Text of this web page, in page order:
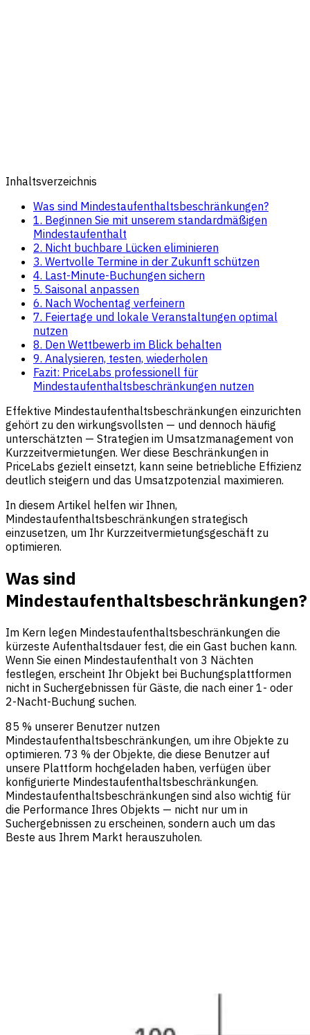
Inhaltsverzeichnis
Was sind Mindestaufenthaltsbeschränkungen?
1. Beginnen Sie mit unserem standardmäßigen
Mindestaufenthalt
2. Nicht buchbare Lücken eliminieren
3. Wertvolle Termine in der Zukunft schützen
4. Last-Minute-Buchungen sichern
5. Saisonal anpassen
6. Nach Wochentag verfeinern
7. Feiertage und lokale Veranstaltungen optimal
nutzen
8. Den Wettbewerb im Blick behalten
9. Analysieren, testen, wiederholen
Fazit: PriceLabs professionell für
Mindestaufenthaltsbeschränkungen nutzen
Effektive Mindestaufenthaltsbeschränkungen einzurichten
gehört zu den wirkungsvollsten — und dennoch häufig
unterschätzten — Strategien im Umsatzmanagement von
Kurzzeitvermietungen. Wer diese Beschränkungen in
PriceLabs gezielt einsetzt, kann seine betriebliche Effizienz
deutlich steigern und das Umsatzpotenzial maximieren.
In diesem Artikel helfen wir Ihnen,
Mindestaufenthaltsbeschränkungen strategisch
einzusetzen, um Ihr Kurzzeitvermietungsgeschäft zu
optimieren.
Was sind
Mindestaufenthaltsbeschränkungen?
Im Kern legen Mindestaufenthaltsbeschränkungen die
kürzeste Aufenthaltsdauer fest, die ein Gast buchen kann.
Wenn Sie einen Mindestaufenthalt von 3 Nächten
festlegen, erscheint Ihr Objekt bei Buchungsplattformen
nicht in Suchergebnissen für Gäste, die nach einer 1- oder
2-Nacht-Buchung suchen.
85 % unserer Benutzer nutzen
Mindestaufenthaltsbeschränkungen, um ihre Objekte zu
optimieren. 73 % der Objekte, die diese Benutzer auf
unsere Plattform hochgeladen haben, verfügen über
konfigurierte Mindestaufenthaltsbeschränkungen.
Mindestaufenthaltsbeschränkungen sind also wichtig für
die Performance Ihres Objekts — nicht nur um in
Suchergebnissen zu erscheinen, sondern auch um das
Beste aus Ihrem Markt herauszuholen.